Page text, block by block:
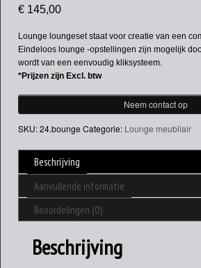
€ 145,00
Lounge loungeset staat voor creatie van een
Eindeloos lounge -opstellingen zijn mogelijk
wordt van een eenvoudig kliksysteem.
*Prijzen zijn Excl. btw
Neem contact op
SKU:24.bounge Categorie: Lounge meubilair
Beschrijving
Aanvullende informatie
Beoordelingen (0)
Beschrijving